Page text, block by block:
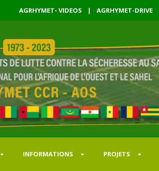
AGRHYMET- VIDEOS | AGRHYMET-DRIVE
INFORMATIONS PROJETS